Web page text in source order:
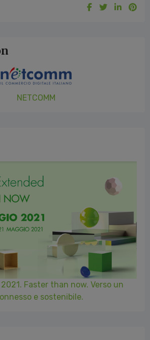
NETCOMM
Faster than now. Verso un
e sostenibile.